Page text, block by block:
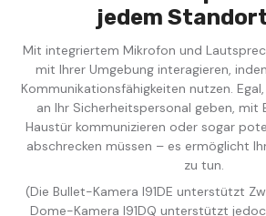
jedem
Mit integriertem Mikrofon und
mit Ihrer Umgebung interagieren,
Kommunikationsfähigkeiten nutzen.
an Ihr Sicherheitspersonal geben, mit
Haustür kommunizieren oder sogar
abschrecken müssen – es ermöglicht
zu tun.
(Die Bullet-Kamera I91DE unterstützt
Dome-Kamera I91DQ unterstützt